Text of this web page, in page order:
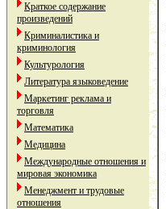
Краткое содержание
произведений
Криминалистика и
криминология
Культурология
Литература языковедение
Маркетинг реклама и
торговля
Математика
Медицина
Международные отношения и
мировая экономика
Менеджмент и трудовые
отношения